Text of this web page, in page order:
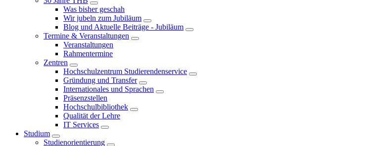
Was bisher geschah
Wir jubeln zum Jubiläum
Blog und Aktuelle Beiträge - Jubiläum
Termine & Veranstaltungen
Veranstaltungen
Rahmentermine
Zentren
Hochschulzentrum Studierendenservice
Gründung und Transfer
Internationales und Sprachen
Präsenzstellen
Hochschulbibliothek
Qualität der Lehre
IT Services
Studium
Studienorientierung